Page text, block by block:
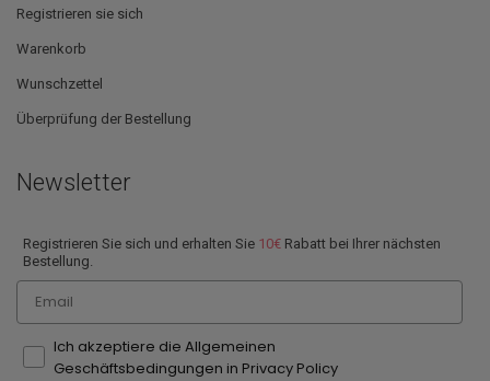
Registrieren sie sich
Warenkorb
Wunschzettel
Überprüfung der Bestellung
Newsletter
Registrieren Sie sich und erhalten Sie 10€ Rabatt bei Ihrer nächsten
Bestellung.
Email
Ich akzeptiere die Allgemeinen
Geschäftsbedingungen in Privacy Policy